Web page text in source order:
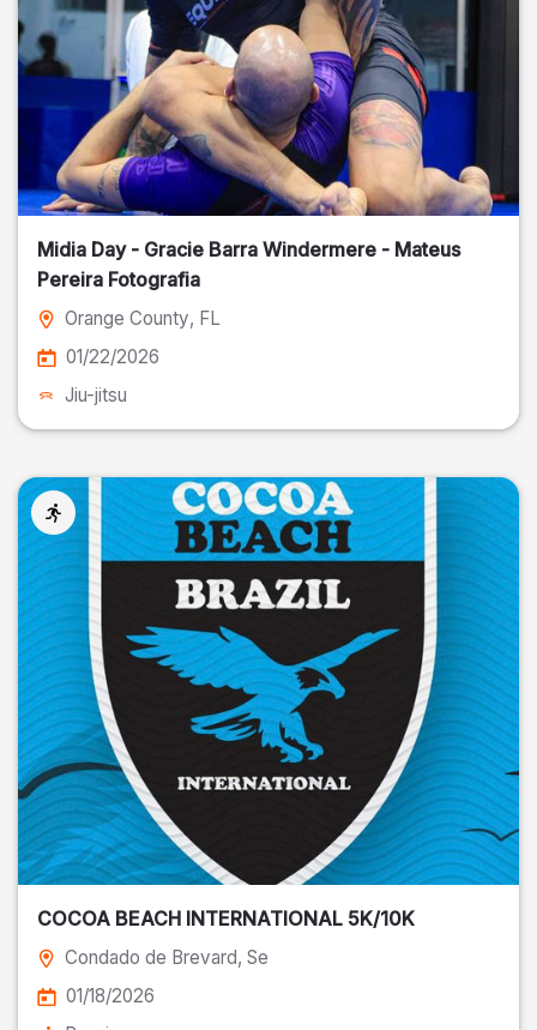
Midia Day - Gracie Barra Windermere - Mateus
Pereira Fotografia
Orange County, FL
01/22/2026
Jiu-jitsu
COCOA BEACH INTERNATIONAL 5K/10K
Condado de Brevard, Se
01/18/2026